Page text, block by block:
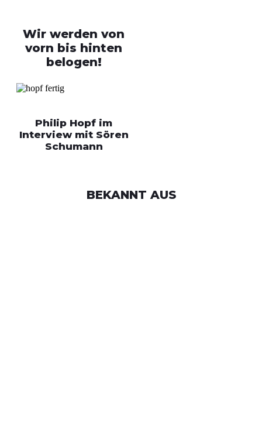
Wir werden von
vorn bis hinten
belogen!
Philip Hopf im
Interview mit Sören
Schumann
BEKANNT AUS